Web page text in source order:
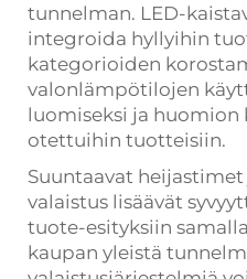
tunnelman. LED-
integroida hyllyihin
kategorioiden
valonlämpötilojen
luomiseksi ja
otettuihin tuotteisiin.
Suuntaavat
valaistus lisäävät
tuote-esityksiin
kaupan yleistä